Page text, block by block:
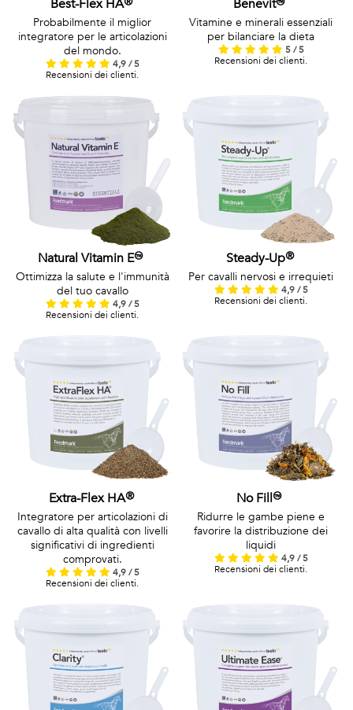
Best-Flex HA®
Probabilmente il miglior
integratore per le articolazioni
del mondo.
4,9 / 5
Recensioni dei clienti.
Benevit™
Vitamine e minerali essenziali
per bilanciare la dieta
5 / 5
Recensioni dei clienti.
Natural Vitamin E™
Ottimizza la salute e l'immunità
del tuo cavallo
4,9 / 5
Recensioni dei clienti.
Steady-Up®
Per cavalli nervosi e irrequieti
4,9 / 5
Recensioni dei clienti.
Extra-Flex HA®
Integratore per articolazioni di
cavallo di alta qualità con livelli
significativi di ingredienti
comprovati.
4,9 / 5
Recensioni dei clienti.
No Fill™
Ridurre le gambe piene e
favorire la distribuzione dei
liquidi
4,9 / 5
Recensioni dei clienti.